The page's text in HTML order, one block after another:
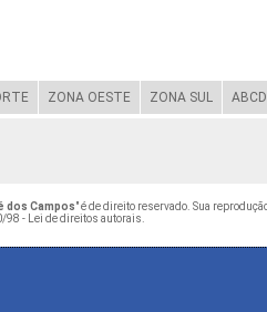
ZONA OESTE ZONA SUL ABCD
dos Campos" é de direito reservado. Sua
98 - Lei de direitos autorais